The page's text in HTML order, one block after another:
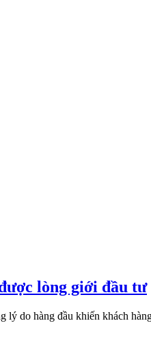
lòng giới đầu tư
do hàng đầu khiến khách